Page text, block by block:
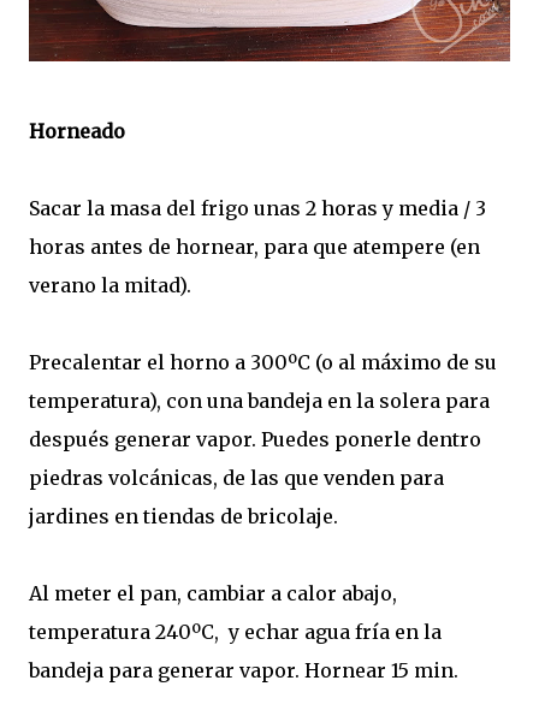
Horneado
Sacar la masa del frigo unas 2 horas y media / 3
horas antes de hornear, para que atempere (en
verano la mitad).
Precalentar el horno a 300ºC (o al máximo de su
temperatura), con una bandeja en la solera para
después generar vapor. Puedes ponerle dentro
piedras volcánicas, de las que venden para
jardines en tiendas de bricolaje.
Al meter el pan, cambiar a calor abajo,
temperatura 240ºC, y echar agua fría en la
bandeja para generar vapor. Hornear 15 min.